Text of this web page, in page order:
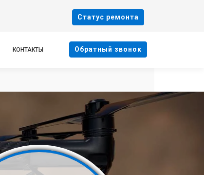
Cтатус ремонта
КОНТАКТЫ Oбратный звонок